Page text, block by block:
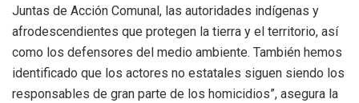
Juntas de Acción Comunal, las autoridades indígenas y
afrodescendientes que protegen la tierra y el territorio, así
como los defensores del medio ambiente. También hemos
identificado que los actores no estatales siguen siendo los
responsables de gran parte de los homicidios”, asegura la